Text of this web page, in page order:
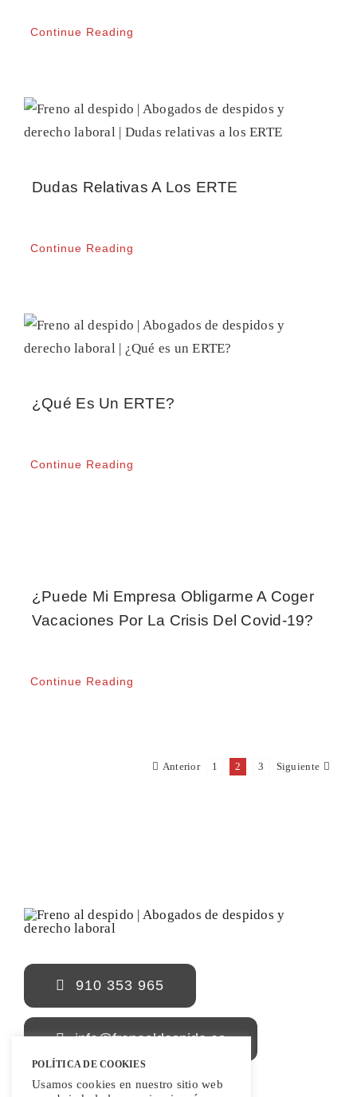
Continue Reading
Dudas Relativas A Los ERTE
Continue Reading
¿Qué Es Un ERTE?
Continue Reading
¿Puede Mi Empresa Obligarme A Coger
Vacaciones Por La Crisis Del Covid-19?
Continue Reading
Anterior 1 2 3 Siguiente
910 353 965
info@frenoaldespido.es
POLÍTICA DE COOKIES
Usamos cookies en nuestro sitio web